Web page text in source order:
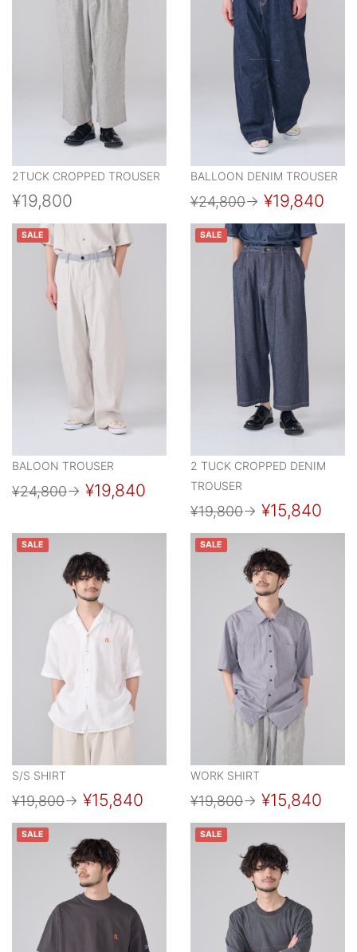
2TUCK CROPPED TROUSER
¥19,800
BALLOON DENIM TROUSER
¥24,800→ ¥19,840
SALE
BALOON TROUSER
¥24,800→ ¥19,840
SALE
2 TUCK CROPPED DENIM
TROUSER
¥19,800→ ¥15,840
SALE
S/S SHIRT
¥19,800→ ¥15,840
SALE
WORK SHIRT
¥19,800→ ¥15,840
SALE SALE